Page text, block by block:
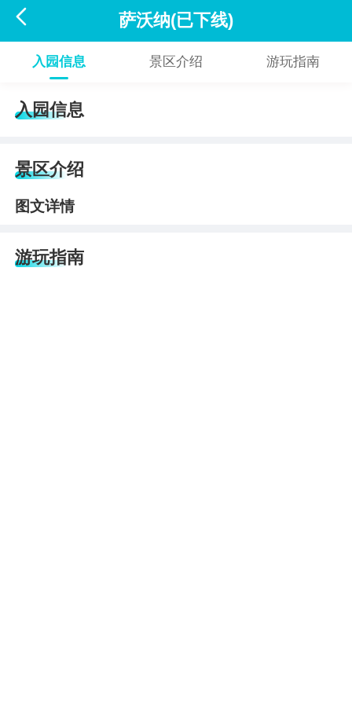
 萨沃纳(已下线)
入园信息 景区介绍 游玩指南
入园信息
景区介绍
图文详情
游玩指南